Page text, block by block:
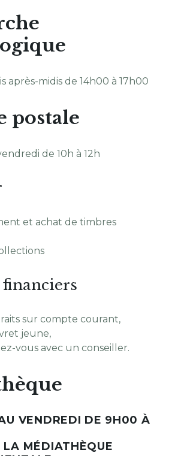
après-midis de 14h00 à 17h00
postale
de 10h à 12h
et achat de timbres
financiers
sur compte courant,
jeune,
vous avec un conseiller.
VENDREDI DE 9H00 À
MÉDIATHÈQUE